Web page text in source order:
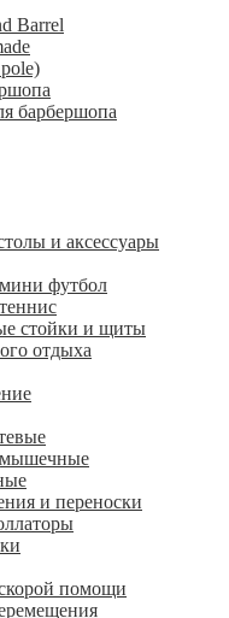
Barrel
барбершопа
и аксессуары
футбол
стойки и щиты
отдыха
и переноски
помощи